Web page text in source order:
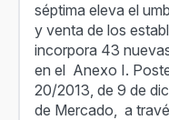
séptima eleva el
y venta de los
incorpora 43
en el Anexo I.
20/2013, de 9 de
de Mercado, a